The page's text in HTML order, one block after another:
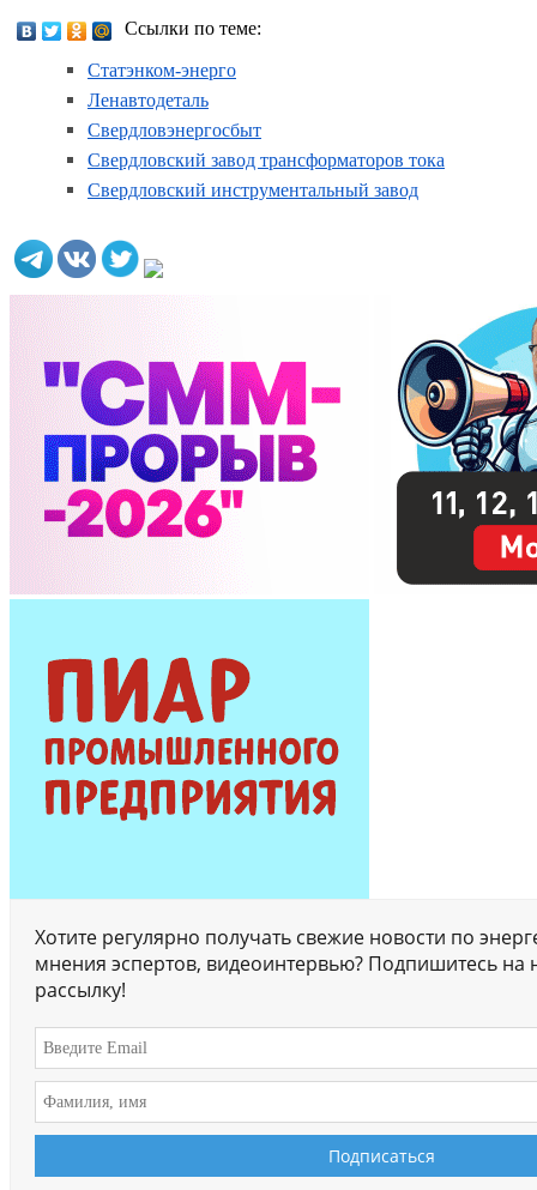
Ссылки по теме:
Статэнком-энерго
Ленавтодеталь
Свердловэнергосбыт
Свердловский завод трансформаторов тока
Свердловский инструментальный завод
Хотите регулярно получать свежие новости по
мнения эспертов, видеоинтервью? Подпишитесь на
рассылку!